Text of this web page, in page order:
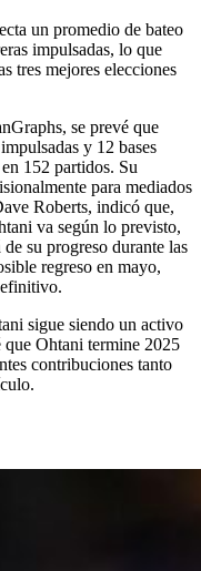
un promedio de bateo
impulsadas, lo que
tres mejores elecciones
se prevé que
y 12 bases
152 partidos. Su
para mediados
Roberts, indicó que,
va según lo previsto,
su progreso durante las
regreso en mayo,
sigue siendo un activo
Ohtani termine 2025
contribuciones tanto